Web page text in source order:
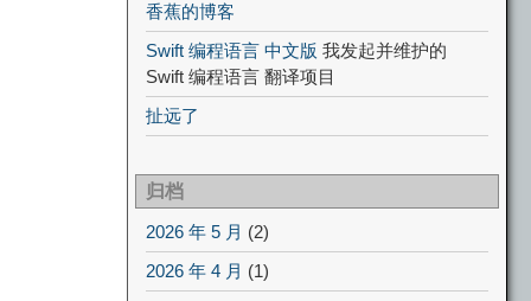
香蕉的博客
Swift 编程语言 中文版 我发起并维护的
Swift 编程语言 翻译项目
扯远了
归档
2026 年 5 月 (2)
2026 年 4 月 (1)